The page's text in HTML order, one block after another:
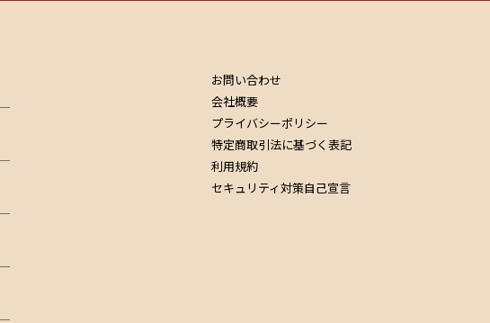
お問い合わせ
会社概要
プライバシーポリシー
特定商取引法に基づく表記
利用規約
セキュリティ対策自己宣言